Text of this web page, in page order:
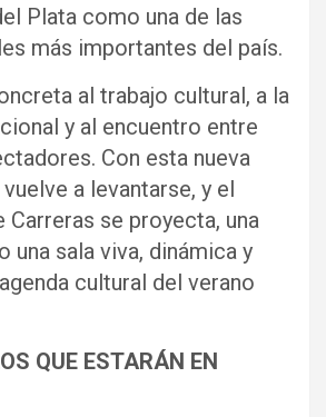
Plata como una de las
más importantes del país.
al trabajo cultural, a la
y al encuentro entre
Con esta nueva
a levantarse, y el
Carreras se proyecta, una
una sala viva, dinámica y
cultural del verano
QUE ESTARÁN EN